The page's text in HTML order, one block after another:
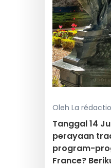
Oleh La
Tanggal 14
perayaan
program-
France?